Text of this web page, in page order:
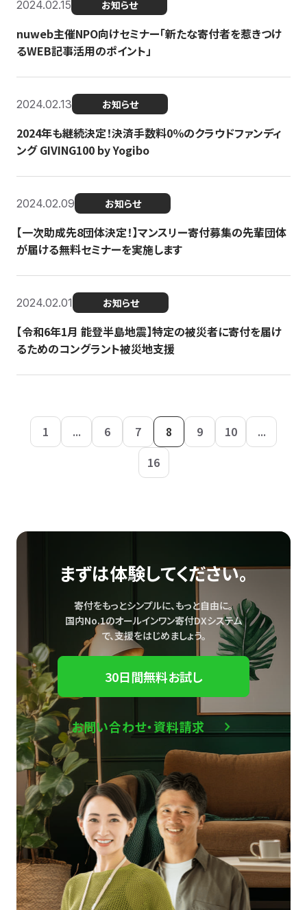
2024.02.15 お知らせ
nuweb主催NPO向けセミナー「新たな寄付者を惹きつけ
るWEB記事活用のポイント」
2024.02.13 お知らせ
2024年も継続決定！決済手数料0％のクラウドファンディ
ング GIVING100 by Yogibo
2024.02.09 お知らせ
【一次助成先8団体決定！】マンスリー寄付募集の先輩団体
が届ける無料セミナーを実施します
2024.02.01 お知らせ
【令和6年1月 能登半島地震】特定の被災者に寄付を届け
るためのコングラント被災地支援
1 ... 6 7 8 9 10
...
16
まずは体験してください。
寄付をもっとシンプルに、もっと自由に。
国内No.1のオールインワン寄付DXシステム
で、支援をはじめましょう。
30日間無料お試し
お問い合わせ・資料請求